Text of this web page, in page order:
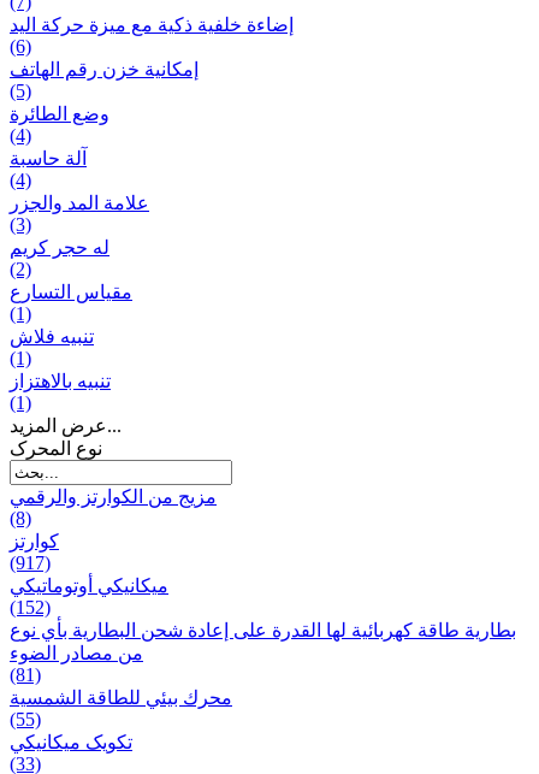
إضاءة خلفية ذكية مع ميزة حرکة اليد
(6)
إمكانية خزن رقم الهاتف
(5)
وضع الطائرة
(4)
آلة حاسبة
(4)
علامة المد والجزر
(3)
له حجر كريم
(2)
مقياس التسارع
(1)
تنبيه فلاش
(1)
تنبيه بالاهتزاز
(1)
عرض المزيد...
نوع المحرک
مزيج من الكوارتز والرقمي
(8)
كوارتز
(917)
ميكانيكي أوتوماتيكي
(152)
بطارية طاقة كهربائية لها القدرة على إعادة شحن البطارية بأي نوع
من مصادر الضوء
(81)
محرك بيئي للطاقة الشمسية
(55)
تکویک ميكانيكي
(33)